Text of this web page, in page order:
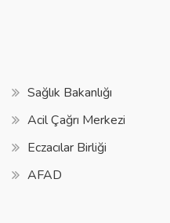
Sağlık Bakanlığı
Acil Çağrı Merkezi
Eczacılar Birliği
AFAD